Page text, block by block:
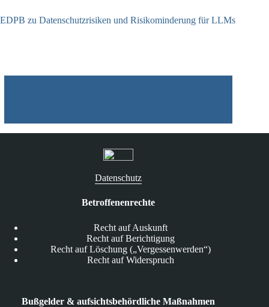
EDPB zu Datenschutzrisiken und Risikominderung für LLMs
Datenschutz
Betroffenenrechte
Recht auf Auskunft
Recht auf Berichtigung
Recht auf Löschung („Vergessenwerden“)
Recht auf Widerspruch
Bußgelder & aufsichtsbehördliche Maßnahmen